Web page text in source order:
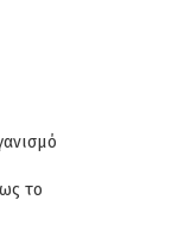
το